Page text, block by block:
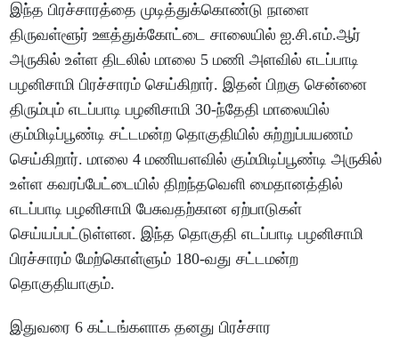
இந்த பிரச்சாரத்தை முடித்துக்கொண்டு நாளை
திருவள்ளூர் ஊத்துக்கோட்டை சாலையில் ஐ.சி.எம்.ஆர்
அருகில் உள்ள திடலில் மாலை 5 மணி அளவில் எடப்பாடி
பழனிசாமி பிரச்சாரம் செய்கிறார். இதன் பிறகு சென்னை
திரும்பும் எடப்பாடி பழனிசாமி 30-ந்தேதி மாலையில்
கும்மிடிப்பூண்டி சட்டமன்ற தொகுதியில் சுற்றுப்பயணம்
செய்கிறார். மாலை 4 மணியளவில் கும்மிடிப்பூண்டி அருகில்
உள்ள கவரப்பேட்டையில் திறந்தவெளி மைதானத்தில்
எடப்பாடி பழனிசாமி பேசுவதற்கான ஏற்பாடுகள்
செய்யப்பட்டுள்ளன. இந்த தொகுதி எடப்பாடி பழனிசாமி
பிரச்சாரம் மேற்கொள்ளும் 180-வது சட்டமன்ற
தொகுதியாகும்.
இதுவரை 6 கட்டங்களாக தனது பிரச்சார